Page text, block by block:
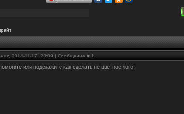
2014-11-17, 23:09 | Сообщение # 1
или подскажите как сделать не цветное лого!